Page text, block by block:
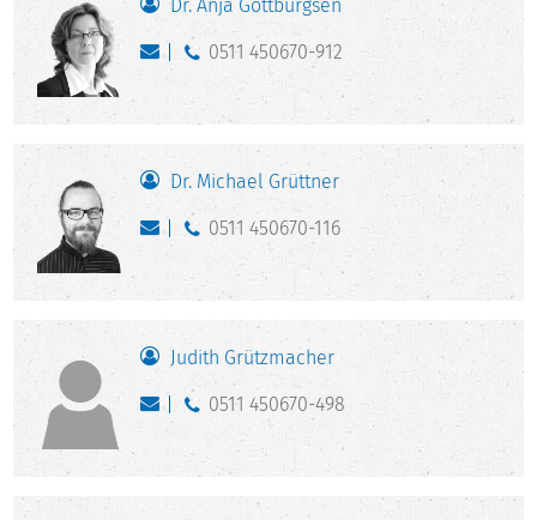
Dr. Anja Gottburgsen
0511 450670-912
Dr. Michael Grüttner
0511 450670-116
Judith Grützmacher
0511 450670-498